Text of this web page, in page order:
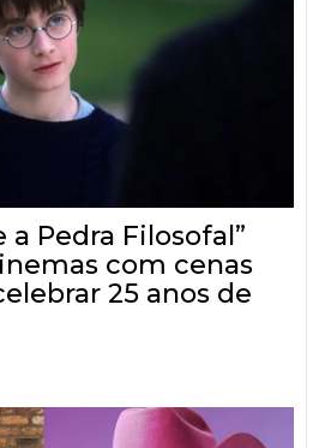
a Pedra Filosofal”
com cenas
25 anos de